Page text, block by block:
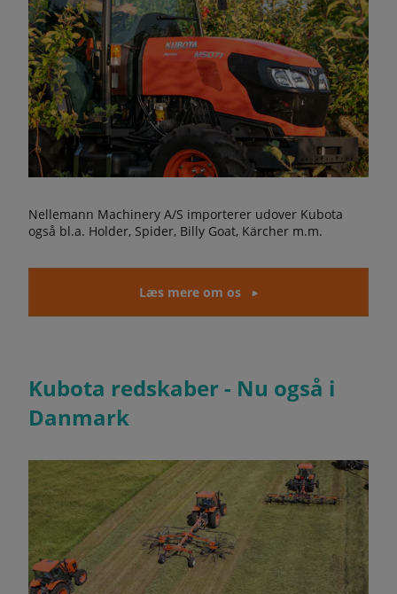
Nellemann Machinery A/S importerer udover Kubota
også bl.a. Holder, Spider, Billy Goat, Kärcher m.m.
Læs mere om os
Kubota redskaber - Nu også i
Danmark